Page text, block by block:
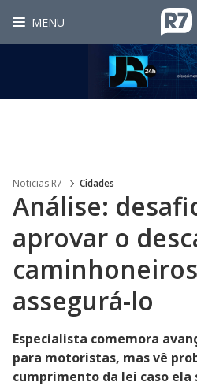
MENU
Noticias R7 Cidades
Análise:
aprovar o
assegurá-lo
Especialista comemora
para motoristas, mas vê
cumprimento da lei caso ela